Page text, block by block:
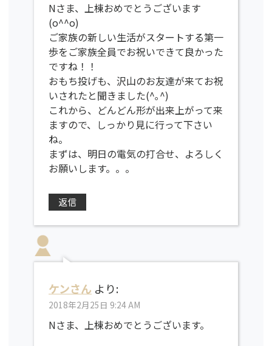
Nさま、上棟おめでとうございます
(o^^o)
ご家族の新しい生活がスタートする第一
歩をご家族全員でお祝いできて良かった
ですね！！
おもち投げも、沢山のお友達が来てお祝
いされたと聞きました(^｡^)
これから、どんどん形が出来上がって来
ますので、しっかり見に行って下さい
ね。
まずは、明日の電気の打合せ、よろしく
お願いします。。。
返信
ケンさん より:
2018年2月25日 9:24 AM
Nさま、上棟おめでとうございます。